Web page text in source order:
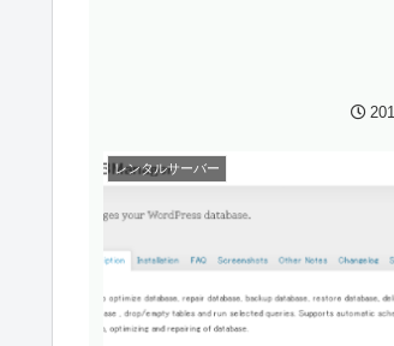
レンタルサーバー